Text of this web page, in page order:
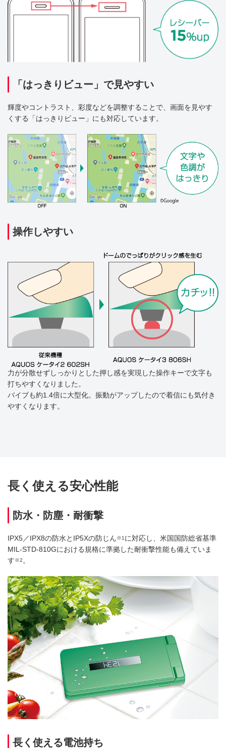
「はっきりビュー」で見やすい
輝度やコントラスト、彩度などを調整することで、画面を見やす
くする「はっきりビュー」にも対応しています。
操作しやすい
力が分散せずしっかりとした押し感を実現した操作キーで文字も
打ちやすくなりました。
バイブも約1.4倍に大型化。振動がアップしたので着信にも気付き
やすくなります。
長く使える安心性能
防水・防塵・耐衝撃
IPX5／IPX8の防水とIP5Xの防じん※1 に対応し、米国国防総省基準
MIL-STD-810Gにおける規格に準拠した耐衝撃性能も備えていま
す※2 。
長く使える電池持ち